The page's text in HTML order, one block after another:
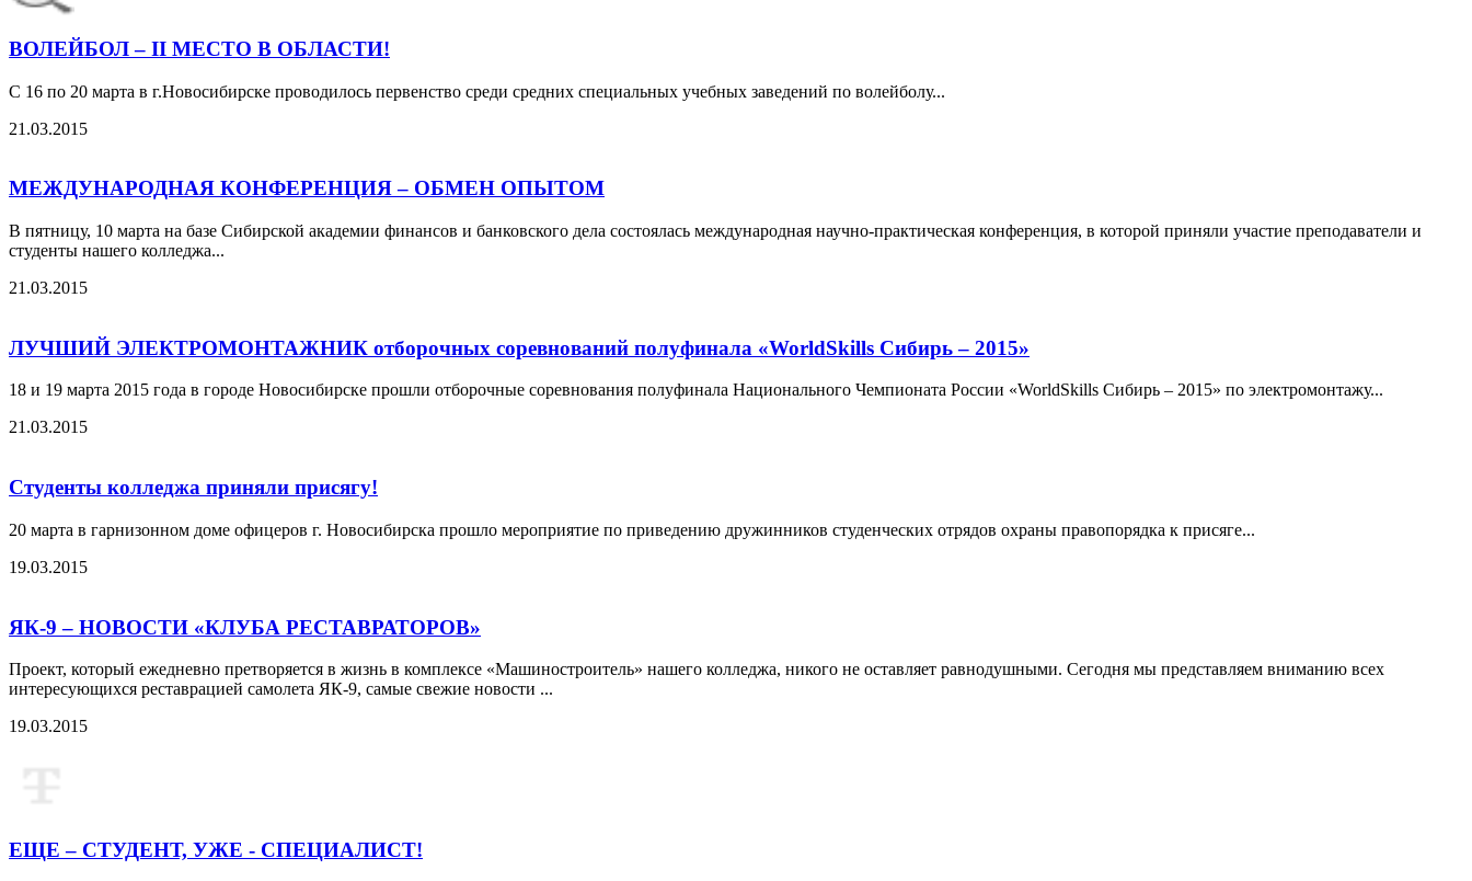
ВОЛЕЙБОЛ – II МЕСТО В ОБЛАСТИ!
С 16 по 20 марта в г.Новосибирске проводилось первенство среди средних специальных учебных заведений по волейболу...
21.03.2015
МЕЖДУНАРОДНАЯ КОНФЕРЕНЦИЯ – ОБМЕН ОПЫТОМ
В пятницу, 10 марта на базе Сибирской академии финансов и банковского дела состоялась международная научно-практическая конференция, в которой приняли участие преподаватели и
студенты нашего колледжа...
21.03.2015
ЛУЧШИЙ ЭЛЕКТРОМОНТАЖНИК отборочных соревнований полуфинала «WorldSkills Сибирь – 2015»
18 и 19 марта 2015 года в городе Новосибирске прошли отборочные соревнования полуфинала Национального Чемпионата России «WorldSkills Сибирь – 2015» по электромонтажу...
21.03.2015
Студенты колледжа приняли присягу!
20 марта в гарнизонном доме офицеров г. Новосибирска прошло мероприятие по приведению дружинников студенческих отрядов охраны правопорядка к присяге...
19.03.2015
ЯК-9 – НОВОСТИ «КЛУБА РЕСТАВРАТОРОВ»
Проект, который ежедневно претворяется в жизнь в комплексе «Машиностроитель» нашего колледжа, никого не оставляет равнодушными. Сегодня мы представляем вниманию всех
интересующихся реставрацией самолета ЯК-9, самые свежие новости ...
19.03.2015
ЕЩЕ – СТУДЕНТ, УЖЕ - СПЕЦИАЛИСТ!